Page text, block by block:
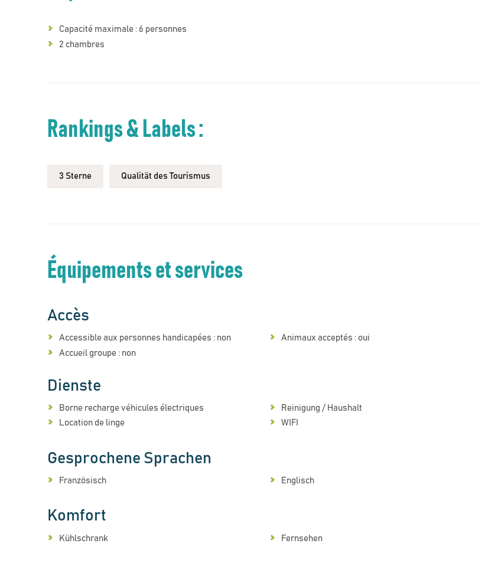
Capacité maximale : 6 personnes
2 chambres
Rankings & Labels :
3 Sterne Qualität des Tourismus
Équipements et services
Accès
Accessible aux personnes handicapées : non
Accueil groupe : non
Animaux acceptés : oui
Dienste
Borne recharge véhicules électriques
Location de linge
Reinigung / Haushalt
WIFI
Gesprochene Sprachen
Französisch Englisch
Komfort
Kühlschrank Fernsehen